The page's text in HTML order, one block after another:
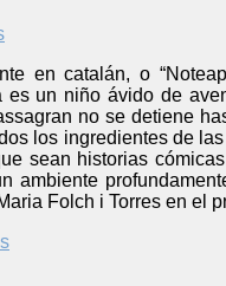
en catalán, o
es un niño ávido de
no se detiene
los ingredientes de
sean historias
ambiente
Folch i Torres en el